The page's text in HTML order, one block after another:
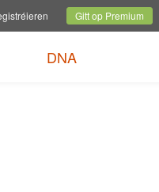
Aktuell SäitSprooch änneren
Gitt op Premium
DNA
GRATIS Liwwerung